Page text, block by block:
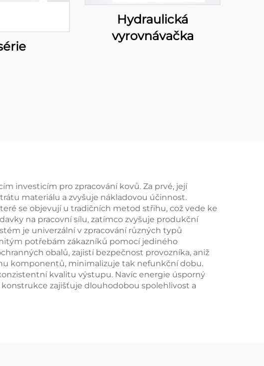
Hydraulická
vyrovnávačka
investicím pro zpracování kovů. Za prvé, její
materiálu a zvyšuje nákladovou účinnost.
se objevují u tradičních metod střihu, což vede ke
na pracovní sílu, zatímco zvyšuje produkční
je univerzální v zpracování různých typů
potřebám zákazníků pomocí jediného
obalů, zajistí bezpečnost provozníka, aniž
komponentů, minimalizuje tak nefunkční dobu.
kvalitu výstupu. Navíc energie úsporný
zajišťuje dlouhodobou spolehlivost a